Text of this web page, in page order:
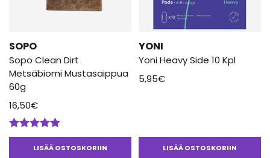
SOPO
Sopo Clean Dirt
Metsäbiomi Mustasaippua
60g
16,50€
Arvostelu
tuotteesta:LISÄÄ OSTOSKORIIN
YONI
Yoni Heavy Side 10 Kpl
5,95€
LISÄÄ OSTOSKORIIN